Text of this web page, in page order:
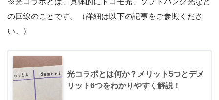
※光コラボとは、具体的にドコモ光、ソフトバンク光など
の回線のことです。（詳細は以下の記事をご参照くださ
い。）
光コラボとは何か？メリット5つとデメ
リット6つをわかりやすく解説！